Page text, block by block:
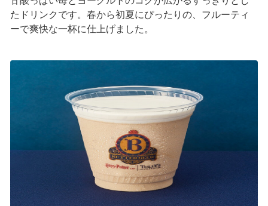
たドリンクです。春から初夏にぴったりの、フルーティ
ーで爽快な一杯に仕上げました。